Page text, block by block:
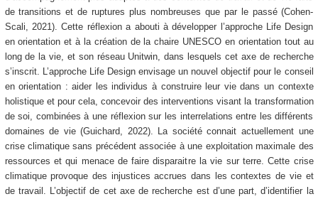
de transitions et de ruptures plus nombreuses que par le passé (Cohen-
Scali, 2021). Cette réflexion a abouti à développer l’approche Life Design
en orientation et à la création de la chaire UNESCO en orientation tout au
long de la vie, et son réseau Unitwin, dans lesquels cet axe de recherche
s’inscrit. L’approche Life Design envisage un nouvel objectif pour le conseil
en orientation : aider les individus à construire leur vie dans un contexte
holistique et pour cela, concevoir des interventions visant la transformation
de soi, combinées à une réflexion sur les interrelations entre les différents
domaines de vie (Guichard, 2022). La société connait actuellement une
crise climatique sans précédent associée à une exploitation maximale des
ressources et qui menace de faire disparaitre la vie sur terre. Cette crise
climatique provoque des injustices accrues dans les contextes de vie et
de travail. L’objectif de cet axe de recherche est d’une part, d’identifier la